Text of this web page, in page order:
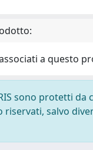
a questo
sono protetti da
salvo